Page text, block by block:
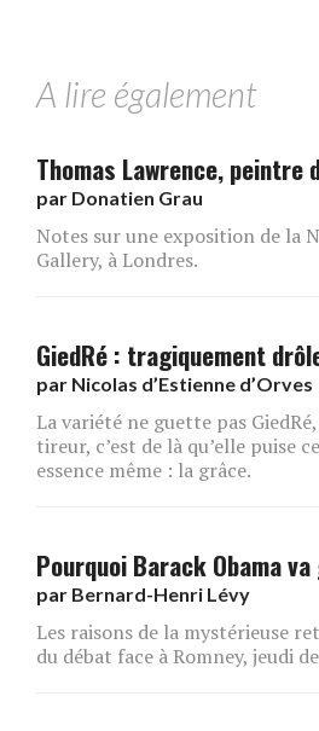
A lire également
Thomas Lawrence, peintre
par Donatien Grau
Notes sur une exposition de la
Gallery, à Londres.
GiedRé : tragiquement
par Nicolas d’Estienne d’Orves
La variété ne guette pas
tireur, c’est de là qu’elle puise
essence même : la grâce.
Pourquoi Barack Obama
par Bernard-Henri Lévy
Les raisons de la mystérieuse
du débat face à Romney, jeudi